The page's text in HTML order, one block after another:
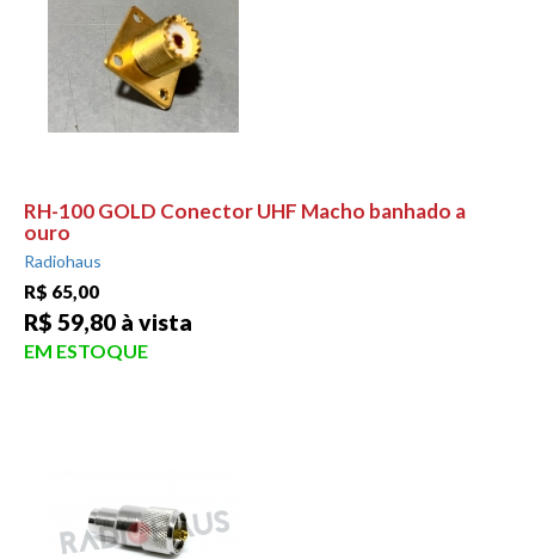
RH-100 GOLD Conector UHF Macho banhado a
ouro
Radiohaus
R$ 65,00
R$ 59,80 à vista
EM ESTOQUE